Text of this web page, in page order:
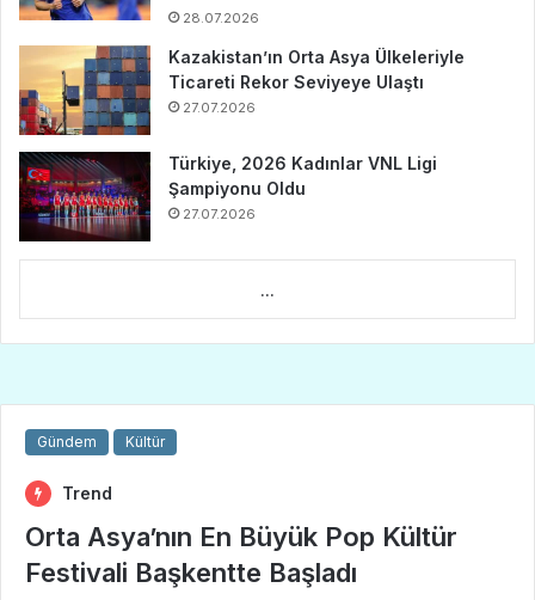
28.07.2026
Kazakistan’ın Orta Asya Ülkeleriyle
Ticareti Rekor Seviyeye Ulaştı
27.07.2026
Türkiye, 2026 Kadınlar VNL Ligi
Şampiyonu Oldu
27.07.2026
...